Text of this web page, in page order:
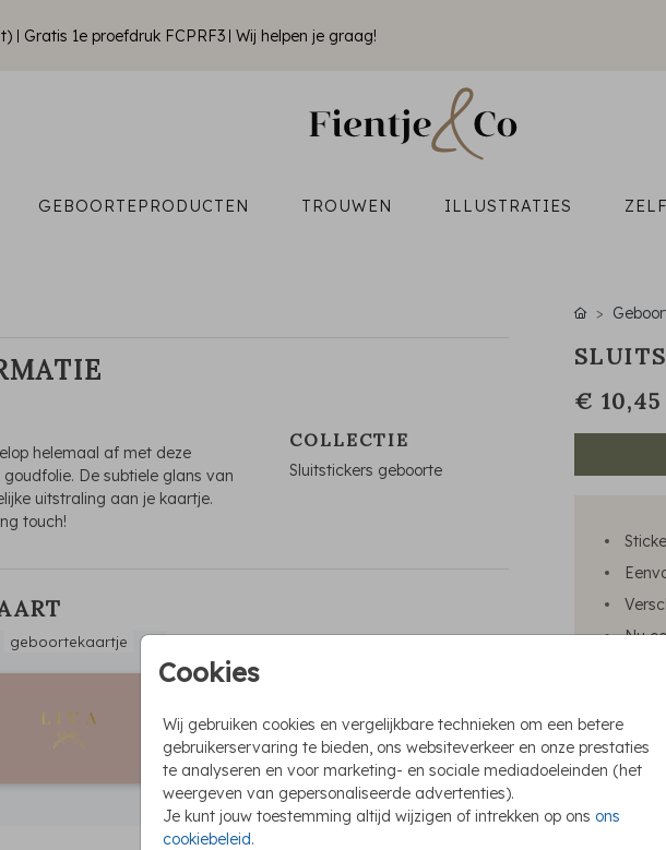
Gratis 1e proefdruk FCPRF3 Wij helpen je graag!
GEBOORTEPRODUCTEN TROUWEN ILLUSTRATIES
Cookies
Wij gebruiken cookies en vergelijkbare technieken om een betere
gebruikerservaring te bieden, ons websiteverkeer en onze prestaties
te analyseren en voor marketing- en sociale mediadoeleinden (het
weergeven van gepersonaliseerde advertenties).
Je kunt jouw toestemming altijd wijzigen of intrekken op ons ons
cookiebeleid.
helemaal af met deze
De subtiele glans van
uitstraling aan je kaartje.
touch!
COLLECTIE
Sluitstickers geboorte
geboortekaartje
€ 10,45
Nu
Prijzen